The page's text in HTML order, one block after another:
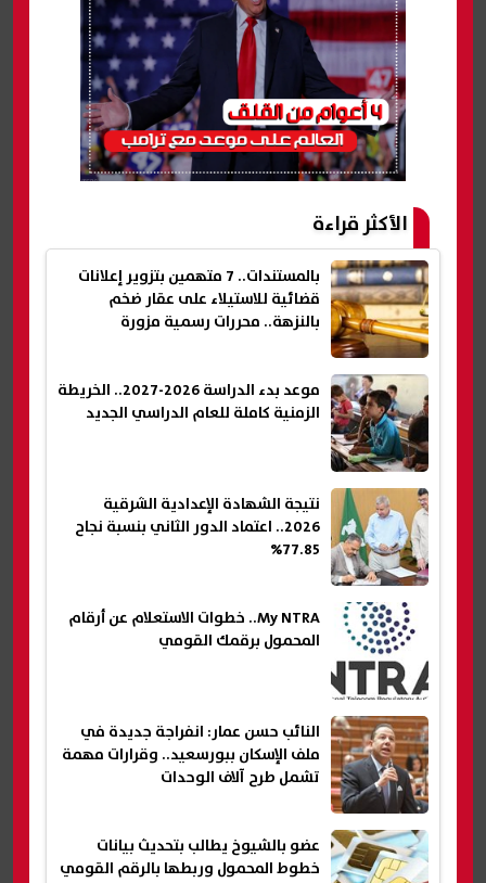
الأكثر قراءة
بالمستندات.. 7 متهمين بتزوير إعلانات
قضائية للاستيلاء على عقار ضخم
بالنزهة.. محررات رسمية مزورة
موعد بدء الدراسة 2026-2027.. الخريطة
الزمنية كاملة للعام الدراسي الجديد
نتيجة الشهادة الإعدادية الشرقية
2026.. اعتماد الدور الثاني بنسبة نجاح
77.85%
My NTRA.. خطوات الاستعلام عن أرقام
المحمول برقمك القومي
النائب حسن عمار: انفراجة جديدة في
ملف الإسكان ببورسعيد.. وقرارات مهمة
تشمل طرح آلاف الوحدات
عضو بالشيوخ يطالب بتحديث بيانات
خطوط المحمول وربطها بالرقم القومي